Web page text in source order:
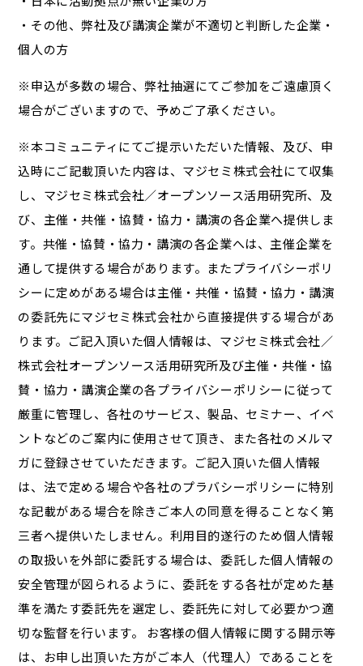
・その他、弊社及び講演企業が不適切と判断した企業・
個人の方
※申込が多数の場合、弊社抽選にてご参加をご遠慮頂く
場合がございますので、予めご了承ください。
※本コミュニティにてご提示いただいた情報、及び、申
込時にご記載頂いた内容は、マジセミ株式会社にて収集
し、マジセミ株式会社／オープンソース活用研究所、及
び、主催・共催・協賛・協力・講演の各企業へ提供しま
す。共催・協賛・協力・講演の各企業へは、主催企業を
通して提供する場合があります。またプライバシーポリ
シーに定めがある場合は主催・共催・協賛・協力・講演
の委託先にマジセミ株式会社から直接提供する場合があ
ります。ご記入頂いた個人情報は、マジセミ株式会社／
株式会社オープンソース活用研究所及び主催・共催・協
賛・協力・講演企業の各プライバシーポリシーに従って
厳重に管理し、各社のサービス、製品、セミナー、イベ
ントなどのご案内に使用させて頂き、また各社のメルマ
ガに登録させていただきます。ご記入頂いた個人情報
は、法で定める場合や各社のプラバシーポリシーに特別
な記載がある場合を除きご本人の同意を得ることなく第
三者へ提供いたしません。利用目的遂行のため個人情報
の取扱いを外部に委託する場合は、委託した個人情報の
安全管理が図られるように、委託をする各社が定めた基
準を満たす委託先を選定し、委託先に対して必要かつ適
切な監督を行います。 お客様の個人情報に関する開示等
は、お申し出頂いた方がご本人（代理人）であることを